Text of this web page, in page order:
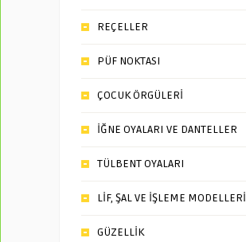
REÇELLER
PÜF NOKTASI
ÇOCUK ÖRGÜLERİ
İĞNE OYALARI VE DANTELLER
TÜLBENT OYALARI
LİF, ŞAL VE İŞLEME MODELLERİ
GÜZELLİK